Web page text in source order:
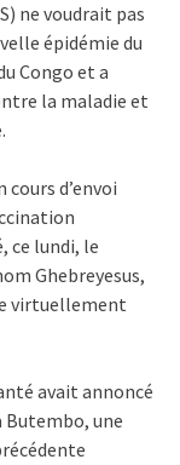
ne voudrait pas
épidémie du
Congo et a
la maladie et
d’envoi
ce lundi, le
Ghebreyesus,
virtuellement
avait annoncé
Butembo, une